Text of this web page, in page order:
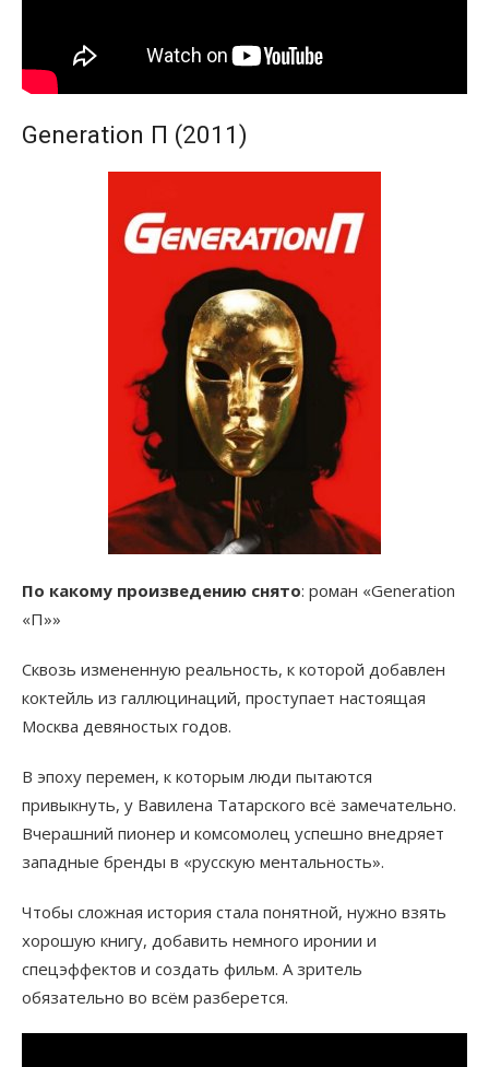
Generation П (2011)
По какому произведению снято: роман «Generation
«П»»
Сквозь измененную реальность, к которой добавлен
коктейль из галлюцинаций, проступает настоящая
Москва девяностых годов.
В эпоху перемен, к которым люди пытаются
привыкнуть, у Вавилена Татарского всё замечательно.
Вчерашний пионер и комсомолец успешно внедряет
западные бренды в «русскую ментальность».
Чтобы сложная история стала понятной, нужно взять
хорошую книгу, добавить немного иронии и
спецэффектов и создать фильм. А зритель
обязательно во всём разберется.